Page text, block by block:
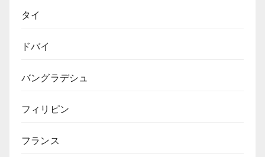
タイ
ドバイ
バングラデシュ
フィリピン
フランス